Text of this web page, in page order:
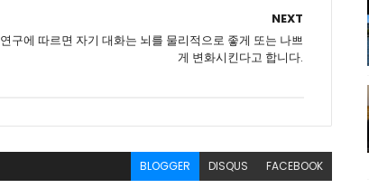
NEXT
연구에 따르면 자기 대화는 뇌를 물리적으로 좋게 또는 나쁘
게 변화시킨다고 합니다.
BLOGGER DISQUS FACEBOOK